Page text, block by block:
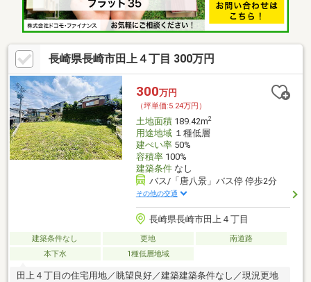
長崎県長崎市田上４丁目 300万円
300万円
（坪単価:5.24万円）
土地面積189.42m2
用途地域１種低層
建ぺい率50%
容積率100%
建築条件なし
バス/「唐八景」バス停 停歩2分
その他の交通
長崎県長崎市田上４丁目
建築条件なし 更地
南道路
本下水
1種低層地域
田上４丁目の住宅用地／眺望良好／建築建築条件なし／現況更地